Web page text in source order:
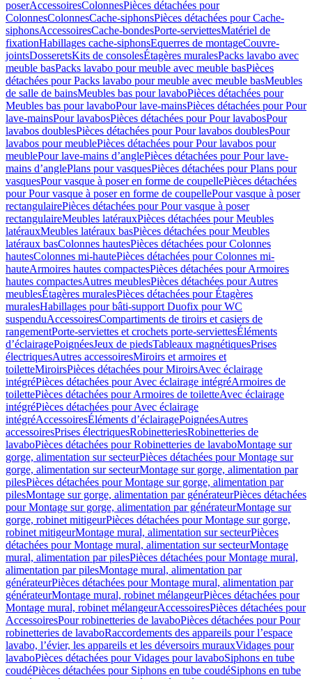
poserAccessoiresColonnesPièces détachées pour
ColonnesColonnesCache-siphonsPièces détachées pour Cache-
siphonsAccessoiresCache-bondesPorte-serviettesMatériel de
fixationHabillages cache-siphonsEquerres de montageCouvre-
jointsDosseretsKits de consolesÉtagères muralesPacks lavabo avec
meuble basPacks lavabo pour meuble avec meuble basPièces
détachées pour Packs lavabo pour meuble avec meuble basMeubles
de salle de bainsMeubles bas pour lavaboPièces détachées pour
Meubles bas pour lavaboPour lave-mainsPièces détachées pour Pour
lave-mainsPour lavabosPièces détachées pour Pour lavabosPour
lavabos doublesPièces détachées pour Pour lavabos doublesPour
lavabos pour meublePièces détachées pour Pour lavabos pour
meublePour lave-mains d’anglePièces détachées pour Pour lave-
mains d’anglePlans pour vasquesPièces détachées pour Plans pour
vasquesPour vasque à poser en forme de coupellePièces détachées
pour Pour vasque à poser en forme de coupellePour vasque à poser
rectangulairePièces détachées pour Pour vasque à poser
rectangulaireMeubles latérauxPièces détachées pour Meubles
latérauxMeubles latéraux basPièces détachées pour Meubles
latéraux basColonnes hautesPièces détachées pour Colonnes
hautesColonnes mi-hautePièces détachées pour Colonnes mi-
hauteArmoires hautes compactesPièces détachées pour Armoires
hautes compactesAutres meublesPièces détachées pour Autres
meublesÉtagères muralesPièces détachées pour Étagères
muralesHabillages pour bâti-support Duofix pour WC
suspenduAccessoiresCompartiments de tiroirs et casiers de
rangementPorte-serviettes et crochets porte-serviettesÉléments
d’éclairagePoignéesJeux de piedsTableaux magnétiquesPrises
électriquesAutres accessoiresMiroirs et armoires et
toiletteMiroirsPièces détachées pour MiroirsAvec éclairage
intégréPièces détachées pour Avec éclairage intégréArmoires de
toilettePièces détachées pour Armoires de toiletteAvec éclairage
intégréPièces détachées pour Avec éclairage
intégréAccessoiresÉléments d’éclairagePoignéesAutres
accessoiresPrises électriquesRobinetteriesRobinetteries de
lavaboPièces détachées pour Robinetteries de lavaboMontage sur
gorge, alimentation sur secteurPièces détachées pour Montage sur
gorge, alimentation sur secteurMontage sur gorge, alimentation par
pilesPièces détachées pour Montage sur gorge, alimentation par
pilesMontage sur gorge, alimentation par générateurPièces détachées
pour Montage sur gorge, alimentation par générateurMontage sur
gorge, robinet mitigeurPièces détachées pour Montage sur gorge,
robinet mitigeurMontage mural, alimentation sur secteurPièces
détachées pour Montage mural, alimentation sur secteurMontage
mural, alimentation par pilesPièces détachées pour Montage mural,
alimentation par pilesMontage mural, alimentation par
générateurPièces détachées pour Montage mural, alimentation par
générateurMontage mural, robinet mélangeurPièces détachées pour
Montage mural, robinet mélangeurAccessoiresPièces détachées pour
AccessoiresPour robinetteries de lavaboPièces détachées pour Pour
robinetteries de lavaboRaccordements des appareils pour l’espace
lavabo, l’évier, les appareils et les déversoirs murauxVidages pour
lavaboPièces détachées pour Vidages pour lavaboSiphons en tube
coudéPièces détachées pour Siphons en tube coudéSiphons en tube